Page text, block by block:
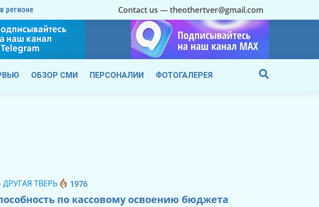
регионе Contact us — theothertver@gmail.com
ОБЗОР СМИ ПЕРСОНАЛИИ ФОТОГАЛЕРЕЯ
ДРУГАЯ ТВЕРЬ 1976
по кассовому освоению бюджета